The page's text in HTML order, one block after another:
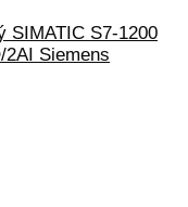
SIMATIC S7-1200
2AI Siemens